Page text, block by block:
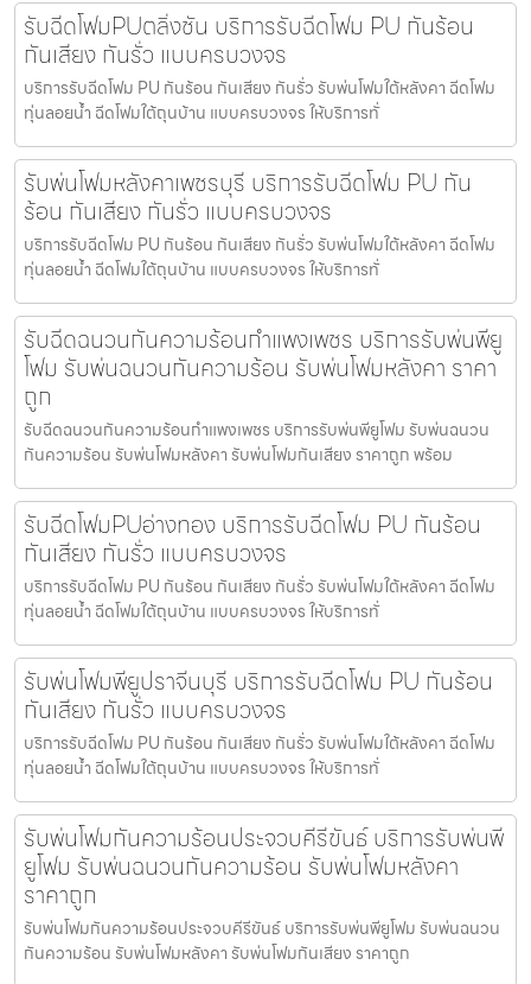
รับฉีดโฟมPUตลิ่งชัน บริการรับฉีดโฟม PU กันร้อน
กันเสียง กันรั่ว แบบครบวงจร
บริการรับฉีดโฟม PU กันร้อน กันเสียง กันรั่ว รับพ่นโฟมใต้หลังคา ฉีดโฟม
ทุ่นลอยน้ำ ฉีดโฟมใต้ถุนบ้าน แบบครบวงจร ให้บริการทั่
รับพ่นโฟมหลังคาเพชรบุรี บริการรับฉีดโฟม PU กัน
ร้อน กันเสียง กันรั่ว แบบครบวงจร
บริการรับฉีดโฟม PU กันร้อน กันเสียง กันรั่ว รับพ่นโฟมใต้หลังคา ฉีดโฟม
ทุ่นลอยน้ำ ฉีดโฟมใต้ถุนบ้าน แบบครบวงจร ให้บริการทั่
รับฉีดฉนวนกันความร้อนกำแพงเพชร บริการรับพ่นพียู
โฟม รับพ่นฉนวนกันความร้อน รับพ่นโฟมหลังคา ราคา
ถูก
รับฉีดฉนวนกันความร้อนกำแพงเพชร บริการรับพ่นพียูโฟม รับพ่นฉนวน
กันความร้อน รับพ่นโฟมหลังคา รับพ่นโฟมกันเสียง ราคาถูก พร้อม
รับฉีดโฟมPUอ่างทอง บริการรับฉีดโฟม PU กันร้อน
กันเสียง กันรั่ว แบบครบวงจร
บริการรับฉีดโฟม PU กันร้อน กันเสียง กันรั่ว รับพ่นโฟมใต้หลังคา ฉีดโฟม
ทุ่นลอยน้ำ ฉีดโฟมใต้ถุนบ้าน แบบครบวงจร ให้บริการทั่
รับพ่นโฟมพียูปราจีนบุรี บริการรับฉีดโฟม PU กันร้อน
กันเสียง กันรั่ว แบบครบวงจร
บริการรับฉีดโฟม PU กันร้อน กันเสียง กันรั่ว รับพ่นโฟมใต้หลังคา ฉีดโฟม
ทุ่นลอยน้ำ ฉีดโฟมใต้ถุนบ้าน แบบครบวงจร ให้บริการทั่
รับพ่นโฟมกันความร้อนประจวบคีรีขันธ์ บริการรับพ่นพี
ยูโฟม รับพ่นฉนวนกันความร้อน รับพ่นโฟมหลังคา
ราคาถูก
รับพ่นโฟมกันความร้อนประจวบคีรีขันธ์ บริการรับพ่นพียูโฟม รับพ่นฉนวน
กันความร้อน รับพ่นโฟมหลังคา รับพ่นโฟมกันเสียง ราคาถูก